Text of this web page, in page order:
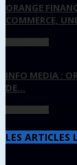
ORANGE
COMMERCE,
INFO MEDIA :
DE...
LES ARTICLES